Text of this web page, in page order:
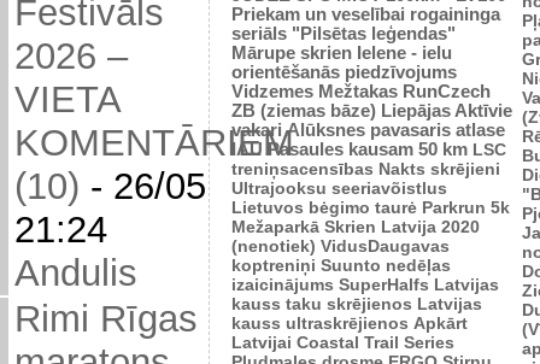
Festivāls
2026 –
VIETA
KOMENTĀRIEM
(10) - 26/05
21:24
Andulis
Rimi Rīgas
Priekam un veselībai rogaininga
seriāls "Pilsētas leģendas"
Mārupe skrien Ielene - ielu
orientēšanās piedzīvojums
Vidzemes Mežtakas RunCzech
ZB (ziemas bāze) Liepājas Aktīvie
vakari Alūksnes pavasaris atlase
IAU Pasaules kausam 50 km LSC
treniņsacensības Nakts skrējieni
Ultrajooksu seeriavõistlus
Lietuvos bėgimo taurė Parkrun 5k
Mežaparkā Skrien Latvija 2020
(nenotiek) VidusDaugavas
koptreniņi Suunto nedēļas
izaicinājums SuperHalfs Latvijas
kauss taku skrējienos Latvijas
kauss ultraskrējienos Apkārt
Latvijai Coastal Trail Series